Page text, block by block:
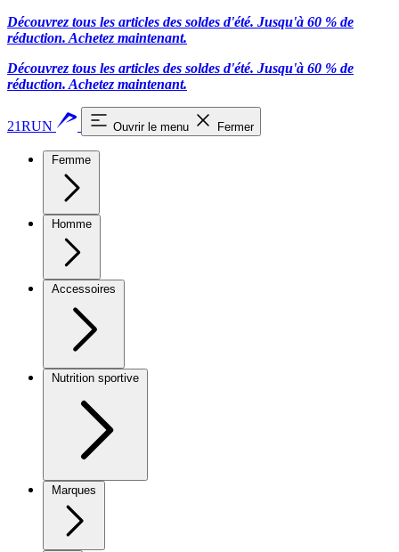
Découvrez tous les articles des soldes d'été. Jusqu'à 60 % de
réduction. Achetez maintenant.
Découvrez tous les articles des soldes d'été. Jusqu'à 60 % de
réduction. Achetez maintenant.
21RUN Ouvrir le menu Fermer
Femme
Homme
Accessoires
Nutrition sportive
Marques